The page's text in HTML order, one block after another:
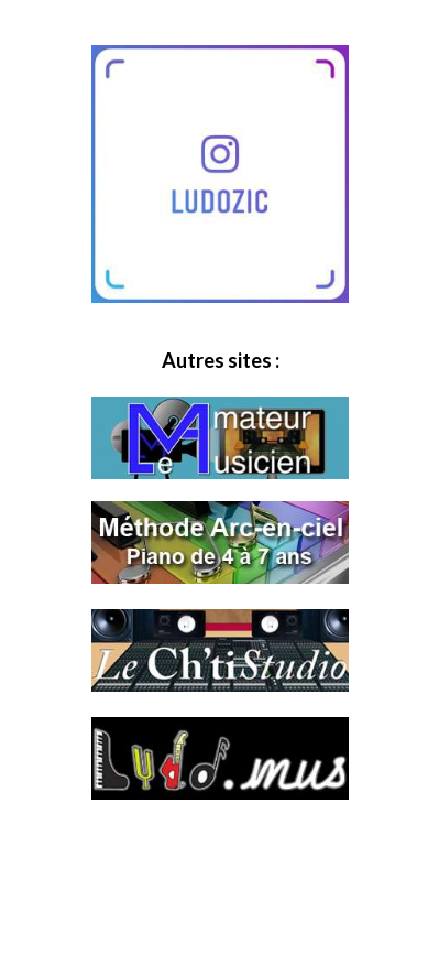
Autres sites :